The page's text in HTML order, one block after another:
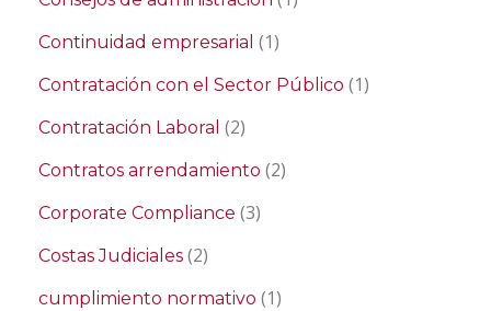
Continuidad empresarial (1)
Contratación con el Sector Público (1)
Contratación Laboral (2)
Contratos arrendamiento (2)
Corporate Compliance (3)
Costas Judiciales (2)
cumplimiento normativo (1)